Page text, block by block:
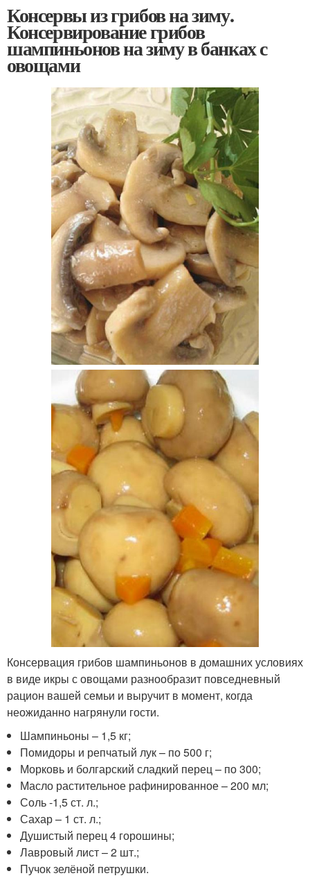
Консервы из грибов на зиму.
Консервирование грибов
шампиньонов на зиму в банках с
овощами
Консервация грибов шампиньонов в домашних условиях
в виде икры с овощами разнообразит повседневный
рацион вашей семьи и выручит в момент, когда
неожиданно нагрянули гости.
Шампиньоны – 1,5 кг;
Помидоры и репчатый лук – по 500 г;
Морковь и болгарский сладкий перец – по 300;
Масло растительное рафинированное – 200 мл;
Соль -1,5 ст. л.;
Сахар – 1 ст. л.;
Душистый перец 4 горошины;
Лавровый лист – 2 шт.;
Пучок зелёной петрушки.